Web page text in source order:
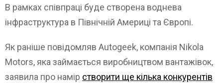
В рамках співпраці буде створена воднева
інфраструктура в Північній Америці та Європі.
Як раніше повідомляв Autogeek, компанія Nikola
Motors, яка займається виробництвом вантажівок,
заявила про намір створити ще кілька конкурентів